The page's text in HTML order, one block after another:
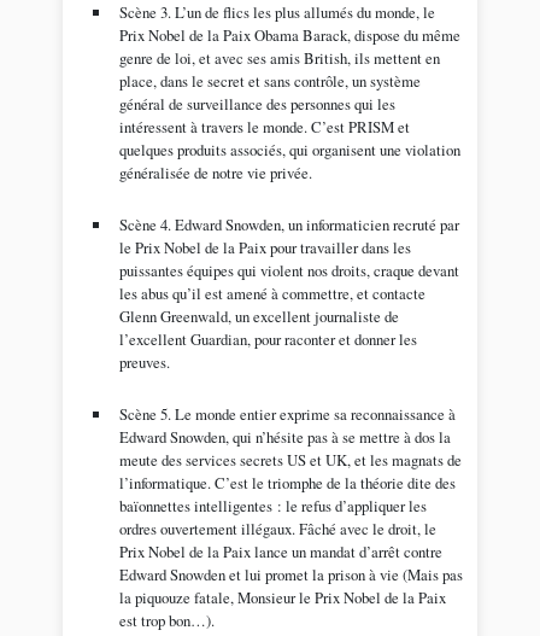
Scène 3. L’un de flics les plus allumés du monde, le
Prix Nobel de la Paix Obama Barack, dispose du même
genre de loi, et avec ses amis British, ils mettent en
place, dans le secret et sans contrôle, un système
général de surveillance des personnes qui les
intéressent à travers le monde. C’est PRISM et
quelques produits associés, qui organisent une violation
généralisée de notre vie privée.
Scène 4. Edward Snowden, un informaticien recruté par
le Prix Nobel de la Paix pour travailler dans les
puissantes équipes qui violent nos droits, craque devant
les abus qu’il est amené à commettre, et contacte
Glenn Greenwald, un excellent journaliste de
l’excellent Guardian, pour raconter et donner les
preuves.
Scène 5. Le monde entier exprime sa reconnaissance à
Edward Snowden, qui n’hésite pas à se mettre à dos la
meute des services secrets US et UK, et les magnats de
l’informatique. C’est le triomphe de la théorie dite des
baïonnettes intelligentes : le refus d’appliquer les
ordres ouvertement illégaux. Fâché avec le droit, le
Prix Nobel de la Paix lance un mandat d’arrêt contre
Edward Snowden et lui promet la prison à vie (Mais pas
la piquouze fatale, Monsieur le Prix Nobel de la Paix
est trop bon…).